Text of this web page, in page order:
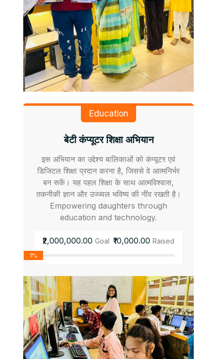
Education
बेटी कंप्यूटर शिक्षा अभियान
इस अभियान का उद्देश्य बालिकाओं को कंप्यूटर एवं
डिजिटल शिक्षा प्रदान करना है, जिससे वे आत्मनिर्भर
बन सकें। यह पहल शिक्षा के साथ आत्मविश्वास,
तकनीकी ज्ञान और उज्ज्वल भविष्य की नींव रखती है।
Empowering daughters through
education and technology.
₹2,000,000.00 Goal ₹10,000.00 Raised
1%